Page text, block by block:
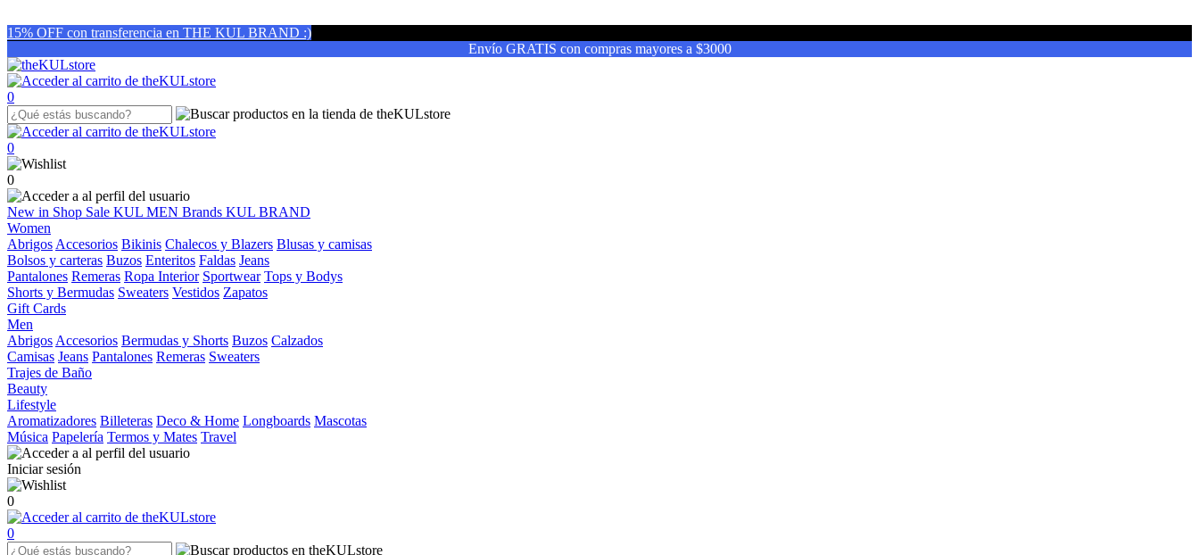
15% OFF con transferencia en THE KUL BRAND :)
Envío GRATIS con compras mayores a $3000
0
0
0
New in Shop Sale KUL MEN Brands KUL BRAND
Women
Abrigos Accesorios Bikinis Chalecos y Blazers Blusas y camisas
Bolsos y carteras Buzos Enteritos Faldas Jeans
Pantalones Remeras Ropa Interior Sportwear Tops y Bodys
Shorts y Bermudas Sweaters Vestidos Zapatos
Gift Cards
Men
Abrigos Accesorios Bermudas y Shorts Buzos Calzados
Camisas Jeans Pantalones Remeras Sweaters
Trajes de Baño
Beauty
Lifestyle
Aromatizadores Billeteras Deco & Home Longboards Mascotas
Música Papelería Termos y Mates Travel
Iniciar sesión
0
0